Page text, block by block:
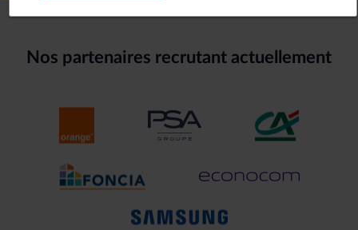
Nos partenaires recrutant actuellement